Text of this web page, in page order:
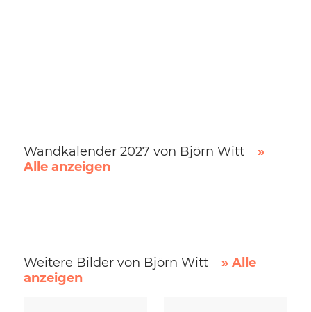
Wandkalender 2027 von Björn Witt
»
Alle anzeigen
Weitere Bilder von Björn Witt
» Alle
anzeigen